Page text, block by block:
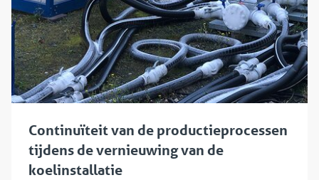
Continuïteit van de productieprocessen
tijdens de vernieuwing van de
koelinstallatie